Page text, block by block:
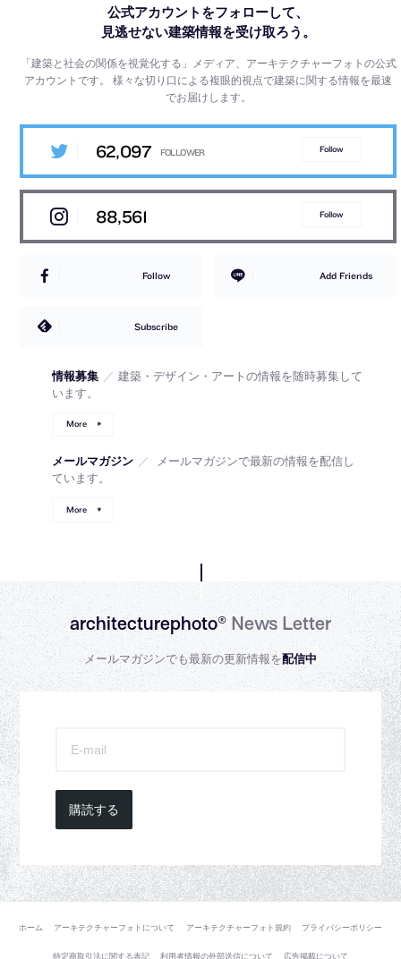
公式アカウントをフォローして、
見逃せない建築情報を受け取ろう。
「建築と社会の関係を視覚化する」メディア、アーキテクチャーフォトの公式
アカウントです。様々な切り口による複眼的視点で建築に関する情報を最速
でお届けします。
62,097 Follow
88,561 Follow
Follow Add Friends
Subscribe
情報募集 ／ 建築・デザイン・アートの情報を随時募集して
います。
More
メールマガジン ／
メールマガジンで最新の情報を配信し
ています。
More
architecturephoto®News Letter
メールマガジンでも最新の更新情報を配信中
購読する
ホーム アーキテクチャーフォトについて アーキテクチャーフォト規約 プライバシーポリシー
特定商取引法に関する表記 利用者情報の外部送信について 広告掲載について